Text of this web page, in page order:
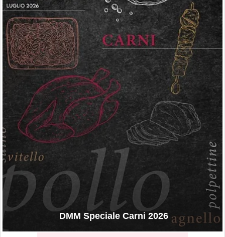
DMM Speciale Carni 2026